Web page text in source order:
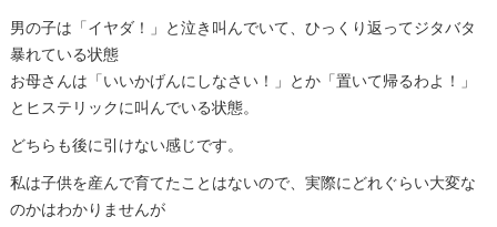
男の子は「イヤダ！」と泣き叫んでいて、ひっくり返ってジタバタ
暴れている状態
お母さんは「いいかげんにしなさい！」とか「置いて帰るわよ！」
とヒステリックに叫んでいる状態。
どちらも後に引けない感じです。
私は子供を産んで育てたことはないので、実際にどれぐらい大変な
のかはわかりませんが